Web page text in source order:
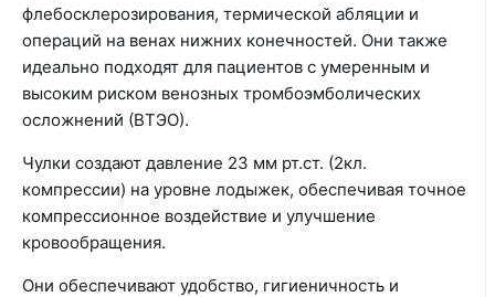
флебосклерозирования, термической абляции и
операций на венах нижних конечностей. Они также
идеально подходят для пациентов с умеренным и
высоким риском венозных тромбоэмболических
осложнений (ВТЭО).
Чулки создают давление 23 мм рт.ст. (2кл.
компрессии) на уровне лодыжек, обеспечивая точное
компрессионное воздействие и улучшение
кровообращения.
Они обеспечивают удобство, гигиеничность и